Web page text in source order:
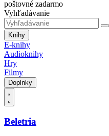
poštovné zadarmo
Vyhľadávanie
Knihy
E-knihy
Audioknihy
Hry
Filmy
Doplnky
Beletria